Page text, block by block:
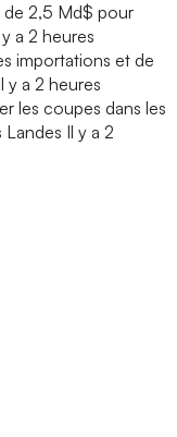
de 2,5 Md$ pour
y a 2 heures
importations et de
y a 2 heures
les coupes dans les
Landes Il y a 2